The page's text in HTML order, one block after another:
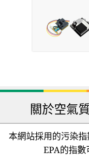
關於空氣
本網站採用的污染
EPA的指數